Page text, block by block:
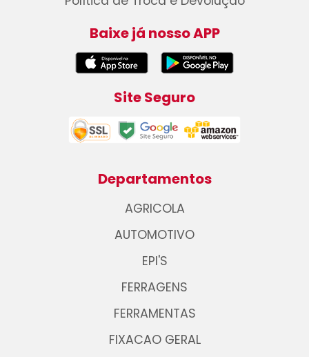
Baixe já nosso APP
Site Seguro
Departamentos
AGRICOLA
AUTOMOTIVO
EPI'S
FERRAGENS
FERRAMENTAS
FIXACAO GERAL